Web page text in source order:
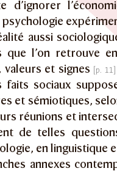
d’ignorer
aussi
que l’on retrouve
valeurs et signes
faits sociaux
et sémiotiques,
réunions et
de telles
en linguistique
annexes